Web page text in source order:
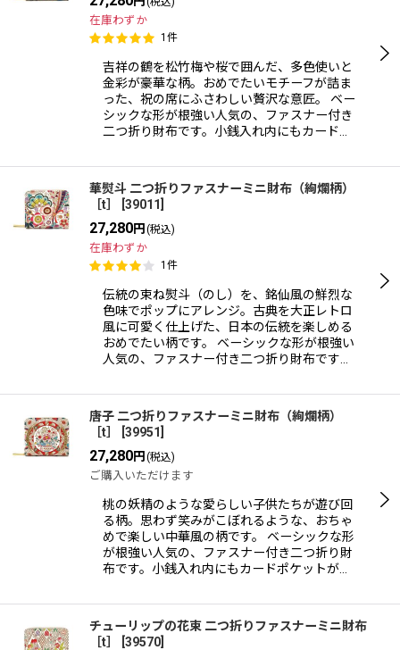
在庫わずか
1 件
吉祥の鶴を松竹梅や桜で囲んだ、多色使いと
金彩が豪華な柄。おめでたいモチーフが詰ま
った、祝の席にふさわしい贅沢な意匠。 ベー
シックな形が根強い人気の、ファスナー付き
二つ折り財布です。小銭入れ内にもカード…
華熨斗 二つ折りファスナーミニ財布（絢爛柄）
［t］
39011
27,280円 (税込)
在庫わずか
1 件
伝統の束ね熨斗（のし）を、銘仙風の鮮烈な
色味でポップにアレンジ。古典を大正レトロ
風に可愛く仕上げた、日本の伝統を楽しめる
おめでたい柄です。 ベーシックな形が根強い
人気の、ファスナー付き二つ折り財布です…
唐子 二つ折りファスナーミニ財布（絢爛柄）
［t］
39951
27,280円 (税込)
ご購入いただけます
桃の妖精のような愛らしい子供たちが遊び回
る柄。思わず笑みがこぼれるような、おちゃ
めで楽しい中華風の柄です。 ベーシックな形
が根強い人気の、ファスナー付き二つ折り財
布です。小銭入れ内にもカードポケットが…
チューリップの花束 二つ折りファスナーミニ財布
［t］
39570